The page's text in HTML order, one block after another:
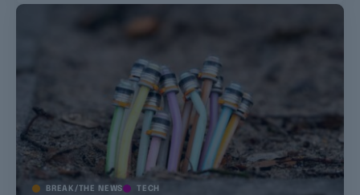
BREAK/THE NEWS TECH